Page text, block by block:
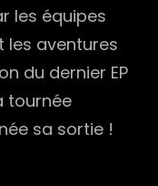
les équipes
les aventures
du dernier EP
tournée
sa sortie !